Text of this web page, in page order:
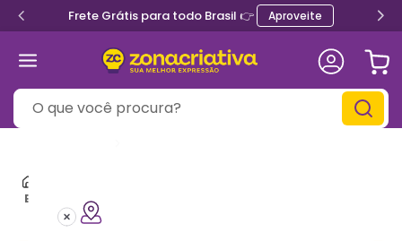
Frete Grátis para todo Brasil 👉 Aproveite
O que você procura?
Bolsa Infantil Stitch – Disney